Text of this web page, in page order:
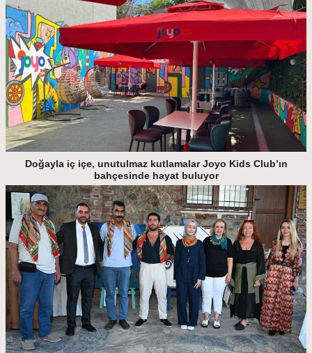
Doğayla iç içe, unutulmaz kutlamalar Joyo Kids Club’ın
bahçesinde hayat buluyor